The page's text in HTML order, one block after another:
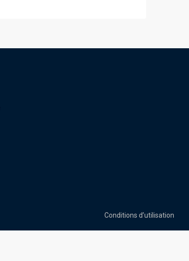
Conditions d’utilisation